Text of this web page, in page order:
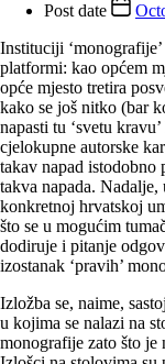
Post date
Instituciji
platformi: kao općem
opće mjesto tretira
kako se još nitko (bar
napasti tu ‘svetu
cjelokupne autorske
takav napad istodobno
takva napada.
konkretnoj hrvatskoj
što se u mogućim
dodiruje i pitanje
izostanak ‘pravih’
Izložba se, naime,
u kojima se nalazi na
monografije zato što je